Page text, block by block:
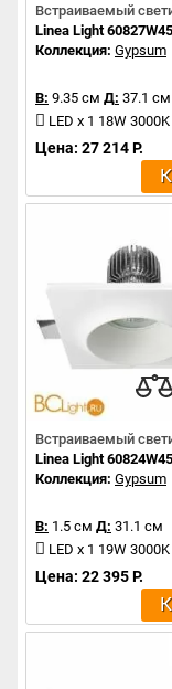
Встраиваемый
Linea Light 60827W45
Коллекция: Gypsum
В: 9.35 см Д: 37.1 см
LED x 1 18W
Цена: 27 214 Р.
Встраиваемый
Linea Light 60824W45
Коллекция: Gypsum
В: 1.5 см Д: 31.1 см
LED x 1 19W
Цена: 22 395 Р.